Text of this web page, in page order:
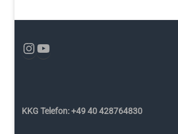
KKG Telefon: +49 40 428764830